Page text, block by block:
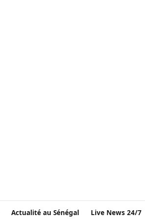
Actualité au Sénégal Live News 24/7